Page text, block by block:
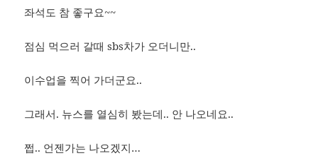
좌석도 참 좋구요~~
점심 먹으러 갈때 sbs차가 오더니만..
이수업을 찍어 가더군요..
그래서. 뉴스를 열심히 봤는데.. 안 나오네요..
쩝.. 언젠가는 나오겠지…